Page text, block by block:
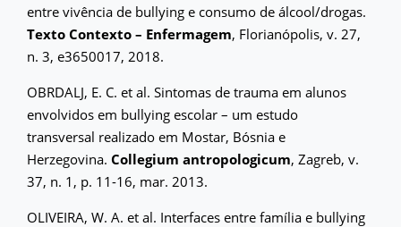
entre vivência de bullying e consumo de álcool/drogas.
Texto Contexto – Enfermagem, Florianópolis, v. 27,
n. 3, e3650017, 2018.
OBRDALJ, E. C. et al. Sintomas de trauma em alunos
envolvidos em bullying escolar – um estudo
transversal realizado em Mostar, Bósnia e
Herzegovina. Collegium antropologicum, Zagreb, v.
37, n. 1, p. 11-16, mar. 2013.
OLIVEIRA, W. A. et al. Interfaces entre família e bullying